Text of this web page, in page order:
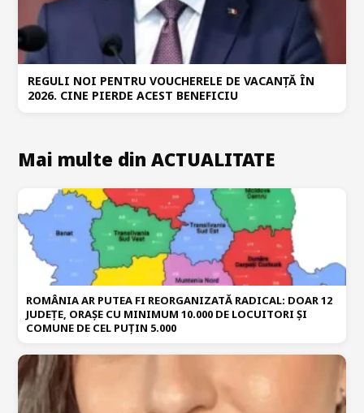
REGULI NOI PENTRU VOUCHERELE DE VACANȚĂ ÎN
2026. CINE PIERDE ACEST BENEFICIU
Mai multe din ACTUALITATE
ROMÂNIA AR PUTEA FI REORGANIZATĂ RADICAL: DOAR 12
JUDEȚE, ORAȘE CU MINIMUM 10.000 DE LOCUITORI ȘI
COMUNE DE CEL PUȚIN 5.000